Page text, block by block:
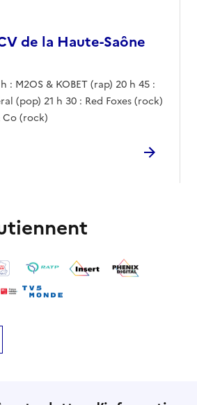
de la Haute-Saône
: M2OS & KOBET (rap) 20 h 45 :
(pop) 21 h 30 : Red Foxes (rock)
Co (rock)